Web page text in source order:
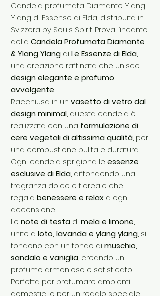
Candela profumata Diamante Ylang
Ylang di Essense di Elda, distribuita in
Svizzera by Souls Spirit. Prova l’incanto
della Candela Profumata Diamante
& Ylang Ylang di Le Essenze di Elda,
una creazione raffinata che unisce
design elegante e profumo
avvolgente.
Racchiusa in un vasetto di vetro dal
design minimal, questa candela è
realizzata con una formulazione di
cere vegetali di altissima qualità, per
una combustione pulita e duratura.
Ogni candela sprigiona le essenze
esclusive di Elda, diffondendo una
fragranza dolce e floreale che
regala benessere e relax a ogni
accensione.
Le note di testa di mela e limone,
unite a loto, lavanda e ylang ylang, si
fondono con un fondo di muschio,
sandalo e vaniglia, creando un
profumo armonioso e sofisticato.
Perfetta per profumare ambienti
domestici o per un regalo speciale,